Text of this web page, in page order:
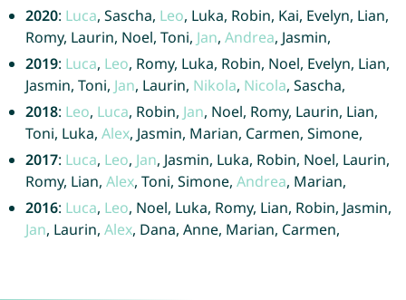
2020: Luca, Sascha, Leo, Luka, Robin, Kai, Evelyn, Lian,
Romy, Laurin, Noel, Toni, Jan, Andrea, Jasmin,
2019: Luca, Leo, Romy, Luka, Robin, Noel, Evelyn, Lian,
Jasmin, Toni, Jan, Laurin, Nikola, Nicola, Sascha,
2018: Leo, Luca, Robin, Jan, Noel, Romy, Laurin, Lian,
Toni, Luka, Alex, Jasmin, Marian, Carmen, Simone,
2017: Luca, Leo, Jan, Jasmin, Luka, Robin, Noel, Laurin,
Romy, Lian, Alex, Toni, Simone, Andrea, Marian,
2016: Luca, Leo, Noel, Luka, Romy, Lian, Robin, Jasmin,
Jan, Laurin, Alex, Dana, Anne, Marian, Carmen,